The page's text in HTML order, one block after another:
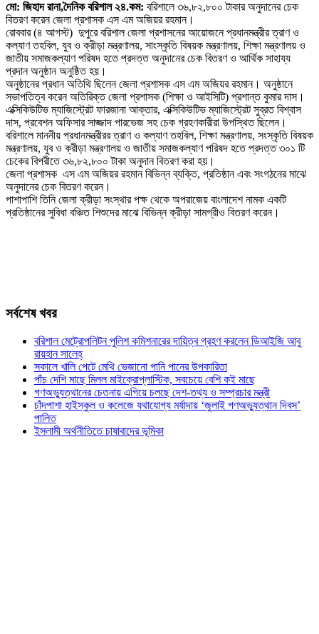
মো: জিহাদ রানা,দৈনিক বরিশাল ২৪.কম: বরিশালে ৩৬,৮২,৮০০ টাকার অনুদানের চেক
বিতরণ করেন জেলা প্রশাসক এস এম অজিয়র রহমান।
রোববার (৪ আগস্ট) দুপুরে বরিশাল জেলা প্রশাসনের আয়োজনে প্রধানমন্ত্রীর ত্রাণ ও
কল্যাণ তহবিল, যুব ও ক্রীড়া মন্ত্রণালয়, সাংস্কৃতি বিষয়ক মন্ত্রণালয়, শিক্ষা মন্ত্রণালয় ও
জাতীয় সমাজকল্যাণ পরিষদ হতে প্রদত্ত অনুদানের চেক বিতরণ ও আর্থিক সাহায্য
প্রদান অনুষ্ঠান অনুষ্ঠিত হয়।
অনুষ্ঠানের প্রধান অতিথি ছিলেন জেলা প্রশাসক এস এম অজিয়র রহমান। অনুষ্ঠানে
সভাপতিত্ব করেন অতিরিক্ত জেলা প্রশাসক (শিক্ষা ও আইসিটি) প্রশান্ত কুমার দাস।
এক্সিকিউটিভ ম্যাজিস্ট্রেট ফারজানা আক্তার, এক্সিকিউটিভ ম্যাজিস্ট্রেট সুব্রত বিশ্বাস
দাস, প্রবেশন অফিসার সাজ্জাদ পারভেজ সহ চেক গ্রহণকারীরা উপস্থিত ছিলেন।
বরিশালে মাননীয় প্রধানমন্ত্রীরর ত্রাণ ও কল্যাণ তহবিল, শিক্ষা মন্ত্রণালয়, সংস্কৃতি বিষয়ক
মন্ত্রণালয়, যুব ও ক্রীড়া মন্ত্রণালয় ও জাতীয় সমাজকল্যাণ পরিষদ হতে প্রদত্ত ৩০১ টি
চেকের বিপরীতে ৩৬,৮২,৮০০ টাকা অনুদান বিতরণ করা হয়।
জেলা প্রশাসক এস এম অজিয়র রহমান বিভিন্ন ব্যক্তি, প্রতিষ্ঠান এবং সংগঠনের মাঝে
অনুদানের চেক বিতরণ করেন।
পাশাপাশি তিনি জেলা ক্রীড়া সংস্থার পক্ষ থেকে অপরাজেয় বাংলাদেশ নামক একটি
প্রতিষ্ঠানের সুবিধা বঞ্চিত শিশুদের মাঝে বিভিন্ন ক্রীড়া সামগ্রীও বিতরণ করেন।
সর্বশেষ খবর
বরিশাল মেট্রোপলিটন পুলিশ কমিশনারের দায়িত্ব গ্রহণ করলেন ডিআইজি আবু
রায়হান সালেহ্
সকালে খালি পেটে মেথি ভেজানো পানি পানের উপকারিতা
পাঁচ দেশি মাছে মিলল মাইক্রোপ্লাস্টিক, সবচেয়ে বেশি কই মাছে
গণঅভ্যুত্থানের চেতনায় এগিয়ে চলছে দেশ-তথ্য ও সম্প্রচার মন্ত্রী
চাঁদপাশা হাইস্কুল ও কলেজে যথাযোগ্য মর্যাদায় ‘জুলাই গণঅভ্যুত্থান দিবস’
পালিত
ইসলামী অর্থনীতিতে চাষাবাদের ভূমিকা